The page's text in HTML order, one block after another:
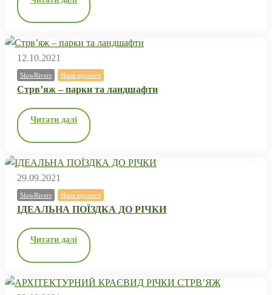
12.10.2021
SlowRivers Наші проекти
Стрв’яж – парки та ландшафти
Читати далі
29.09.2021
SlowRivers Наші проекти
ІДЕАЛЬНА ПОЇЗДКА ДО РІЧКИ
Читати далі